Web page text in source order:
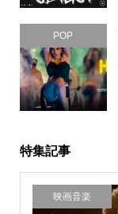
POP
特集記事
映画音楽